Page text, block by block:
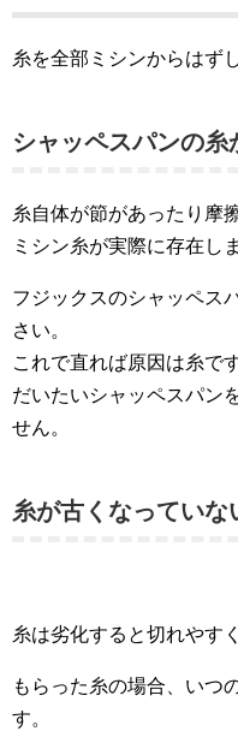
糸を全部ミシンからはず
シャッペスパンの糸
糸自体が節があったり摩
ミシン糸が実際に存在し
フジックスのシャッペス
さい。
これで直れば原因は糸です
だいたいシャッペスパン
せん。
糸が古くなっていな
糸は劣化すると切れやす
もらった糸の場合、いつ
す。